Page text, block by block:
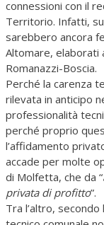
connessioni con il
Territorio. Infatti,
sarebbero ancora
Altomare, elaborati
Romanazzi-Boscia.
Perché la carenza
rilevata in anticipo
professionalità
perché proprio
l’affidamento
accade per molte
di Molfetta, che da “
privata di profitto”.
Tra l’altro,